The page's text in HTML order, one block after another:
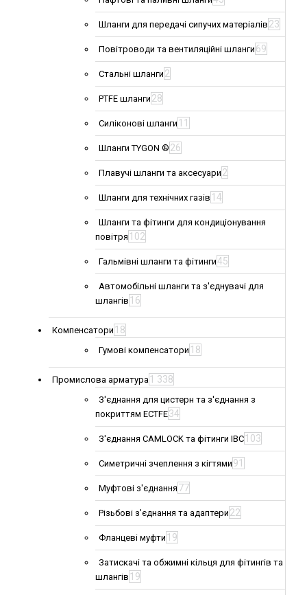
Шланги для передачі сипучих матеріалів 23
Повітроводи та вентиляційні шланги 69
Стальні шланги 2
PTFE шланги 28
Силіконові шланги 11
Шланги TYGON ® 26
Плавучі шланги та аксесуари 2
Шланги для технічних газів 14
Шланги та фітинги для кондиціонування
повітря 102
Гальмівні шланги та фітинги45
Автомобільні шланги та з'єднувачі для
шлангів 16
Компенсатори 18
Гумові компенсатори 18
Промислова арматура 1 338
З'єднання для цистерн та з'єднання з
покриттям ECTFE34
З'єднання CAMLOCK та фітинги IBC 103
Симетричні зчеплення з кігтями 91
Муфтові з'єднання 77
Різьбові з'єднання та адаптери 22
Фланцеві муфти 19
Затискачі та обжимні кільця для фітингів та
шлангів 19